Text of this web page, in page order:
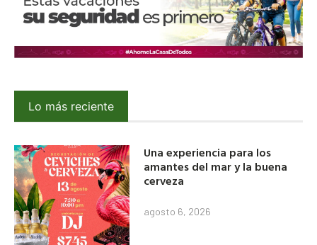
Lo más reciente
Una experiencia para los
amantes del mar y la buena
cerveza
agosto 6, 2026